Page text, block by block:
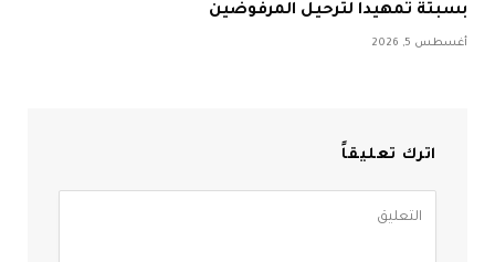
بسبتة تمهيدا لترحيل المرفوضين
أغسطس 5, 2026
اترك تعليقاً